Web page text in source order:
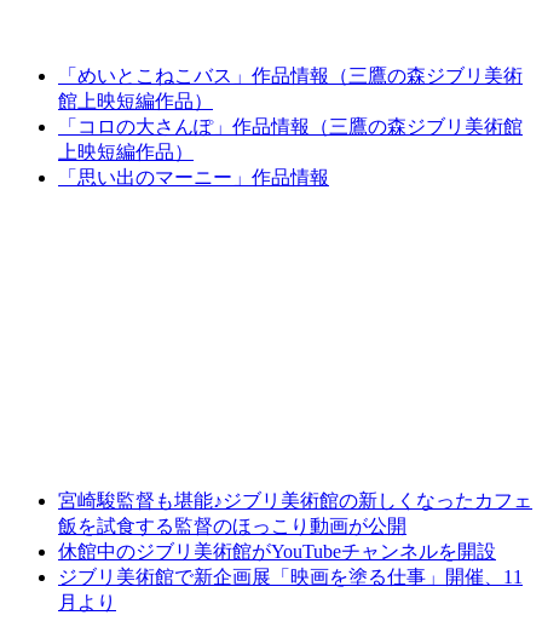
「めいとこねこバス」作品情報（三鷹の森ジブリ美術
館上映短編作品）
「コロの大さんぽ」作品情報（三鷹の森ジブリ美術館
上映短編作品）
「思い出のマーニー」作品情報
宮崎駿監督も堪能♪ジブリ美術館の新しくなったカフェ
飯を試食する監督のほっこり動画が公開
休館中のジブリ美術館がYouTubeチャンネルを開設
ジブリ美術館で新企画展「映画を塗る仕事」開催、11
月より